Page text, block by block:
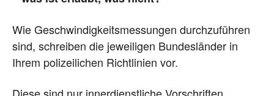
Wie Geschwindigkeitsmessungen durchzuführen
sind, schreiben die jeweiligen Bundesländer in
Ihrem polizeilichen Richtlinien vor.
Diese sind nur innerdienstliche Vorschriften,